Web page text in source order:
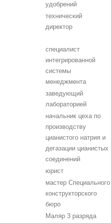
удобрений
технический
директор
специалист
интегрированной
системы
менеджмента
заведующий
лабораторией
начальник цеха по
производству
цианистого натрия и
дегазации цианистых
соединений
юрист
мастер Специального
конструкторского
бюро
Маляр 3 разряда